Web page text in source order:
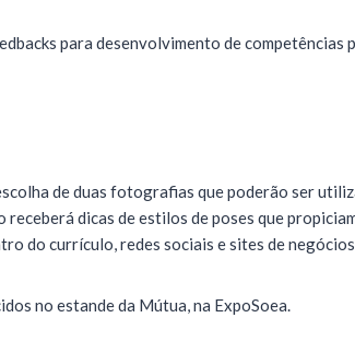
para desenvolvimento de competências
de duas fotografias que poderão ser
dicas de estilos de poses que
do currículo, redes sociais e sites de
no estande da Mútua, na ExpoSoea.